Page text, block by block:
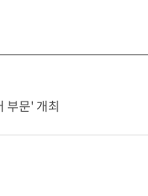
부문' 개최